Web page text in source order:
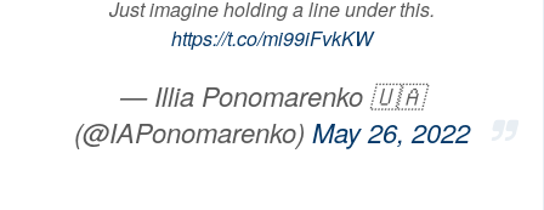
Just imagine holding a line under this.
https://t.co/mi99iFvkKW
— Illia Ponomarenko 🇺🇦
(@IAPonomarenko) May 26, 2022